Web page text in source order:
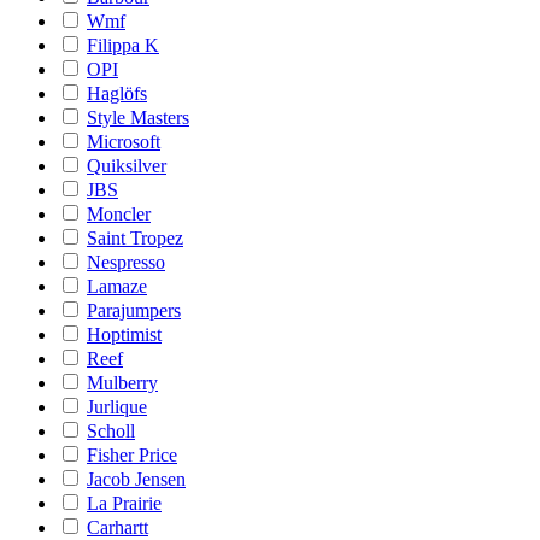
Wmf
Filippa K
OPI
Haglöfs
Style Masters
Microsoft
Quiksilver
JBS
Moncler
Saint Tropez
Nespresso
Lamaze
Parajumpers
Hoptimist
Reef
Mulberry
Jurlique
Scholl
Fisher Price
Jacob Jensen
La Prairie
Carhartt